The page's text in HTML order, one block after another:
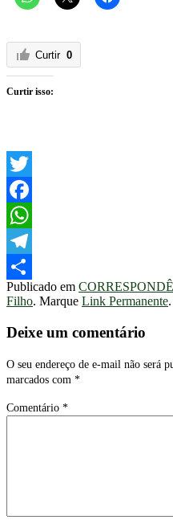
Curtir 0
Curtir isso:
Twitter
Facebook
WhatsApp
Telegram
Share
Publicado em
Filho. Marque Link Permanente.
Deixe um comentário
O seu endereço de e-mail não será
marcados com *
Comentário *